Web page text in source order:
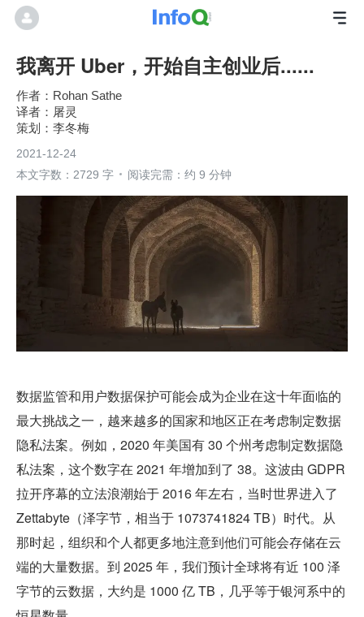
我离开 Uber，开始自主创业后......
Rohan Sathe
屠灵
李冬梅
2021-12-24
本文字数：2729 字
阅读完需：约 9 分钟
数据监管和用户数据保护可能会成为企业在这十年面临的
最大挑战之一，越来越多的国家和地区正在考虑制定数据
隐私法案。例如，2020 年美国有 30 个州考虑制定数据隐
私法案，这个数字在 2021 年增加到了 38。这波由 GDPR
拉开序幕的立法浪潮始于 2016 年左右，当时世界进入了
Zettabyte（泽字节，相当于 1073741824 TB）时代。从
那时起，组织和个人都更多地注意到他们可能会存储在云
端的大量数据。到 2025 年，我们预计全球将有近 100 泽
字节的云数据，大约是 1000 亿 TB，几乎等于银河系中的